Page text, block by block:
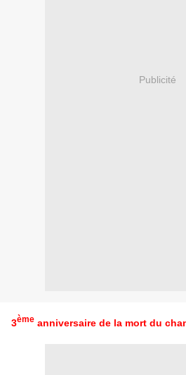
Publicité
3ème anniversaire de la mort du